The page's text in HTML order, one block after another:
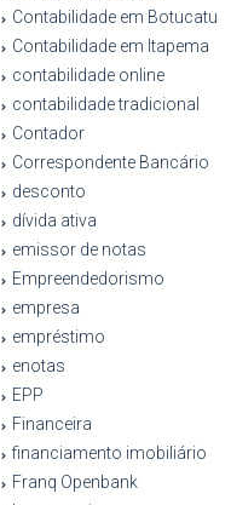
Contabilidade em Botucatu
Contabilidade em Itapema
contabilidade online
contabilidade tradicional
Contador
Correspondente Bancário
desconto
dívida ativa
emissor de notas
Empreendedorismo
empresa
empréstimo
enotas
EPP
Financeira
financiamento imobiliário
Franq Openbank